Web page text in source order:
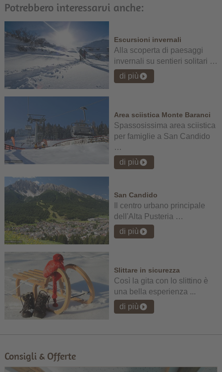
Potrebbero interessarvi anche:
Escursioni invernali
Alla scoperta di paesaggi
invernali su sentieri solitari …
di più
Area sciistica Monte Baranci
Spassosissima area sciistica
per famiglie a San Candido
…
di più
San Candido
Il centro urbano principale
dell'Alta Pusteria …
di più
Slittare in sicurezza
Così la gita con lo slittino è
una bella esperienza ...
di più
Consigli & Offerte